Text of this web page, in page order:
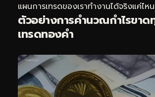
แผนการเทรดของเราทำงานได้จริงแค่ไหน
ตัวอย่างการคำนวณกำไรขาด
เทรดทองคำ